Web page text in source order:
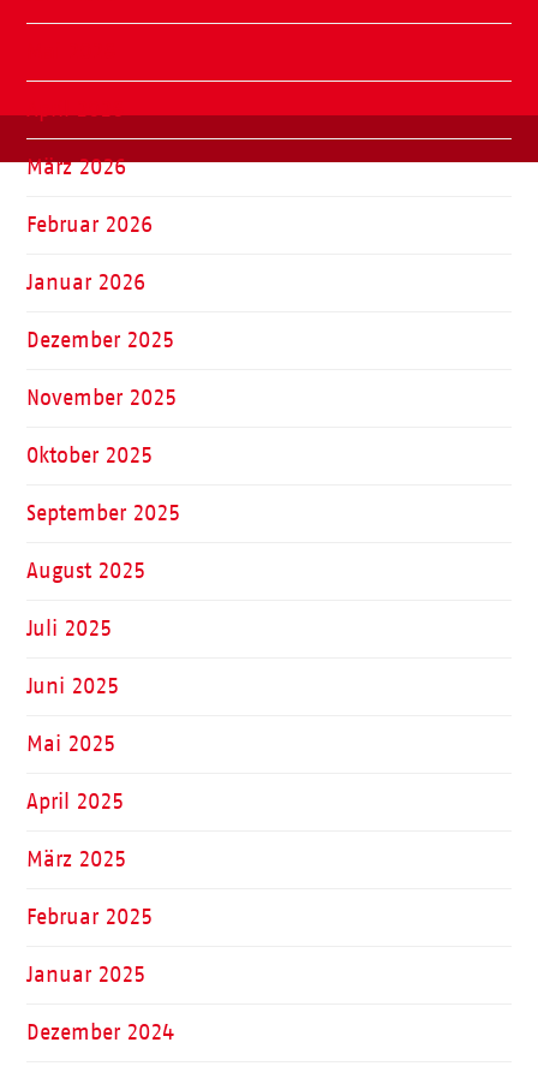
April 2026
März 2026
Februar 2026
Januar 2026
Dezember 2025
November 2025
Oktober 2025
September 2025
August 2025
Juli 2025
Juni 2025
Mai 2025
April 2025
März 2025
Februar 2025
Januar 2025
Dezember 2024